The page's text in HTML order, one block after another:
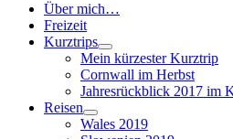
Über mich…
Freizeit
Kurztrips
Mein kürzester Kurztrip
Cornwall im Herbst
Jahresrückblick 2017 im
Reisen
Wales 2019